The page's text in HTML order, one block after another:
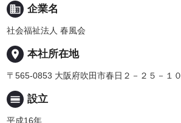
business 企業名
社会福祉法人 春風会
place 本社所在地
〒565-0853 大阪府吹田市春日２－２５－１０
calendar_view_day 設立
平成16年